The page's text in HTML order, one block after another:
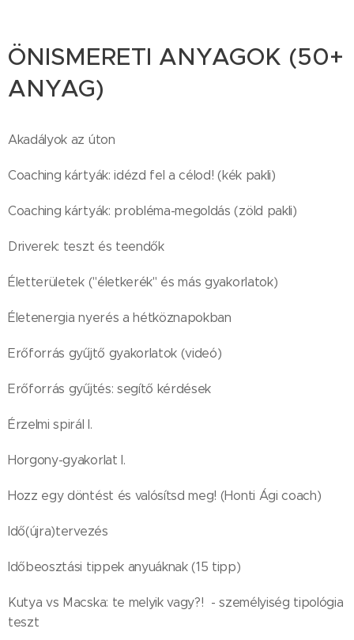
ÖNISMERETI ANYAGOK (50+
ANYAG)
Akadályok az úton
Coaching kártyák: idézd fel a célod! (kék pakli)
Coaching kártyák: probléma-megoldás (zöld pakli)
Driverek: teszt és teendők
Életterületek ("életkerék" és más gyakorlatok)
Életenergia nyerés a hétköznapokban
Erőforrás gyűjtő gyakorlatok (videó)
Erőforrás gyűjtés: segítő kérdések
Érzelmi spirál I.
Horgony-gyakorlat I.
Hozz egy döntést és valósítsd meg! (Honti Ági coach)
Idő(újra)tervezés
Időbeosztási tippek anyuáknak (15 tipp)
Kutya vs Macska: te melyik vagy?! - személyiség tipológia
teszt